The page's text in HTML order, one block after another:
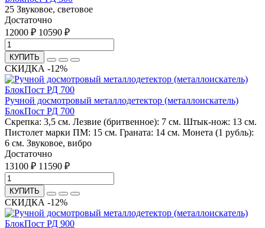
25 Звуковое, световое
Достаточно
12000 ₽ 10590 ₽
КУПИТЬ
СКИДКА -12%
Ручной досмотровый металлодетектор (металлоискатель)
БлокПост РД 700
Скрепка: 3,5 см. Лезвие (бритвенное): 7 см. Штык-нож: 13 см.
Пистолет марки ПМ: 15 см. Граната: 14 см. Монета (1 рубль):
6 см. Звуковое, вибро
Достаточно
13100 ₽ 11590 ₽
КУПИТЬ
СКИДКА -12%